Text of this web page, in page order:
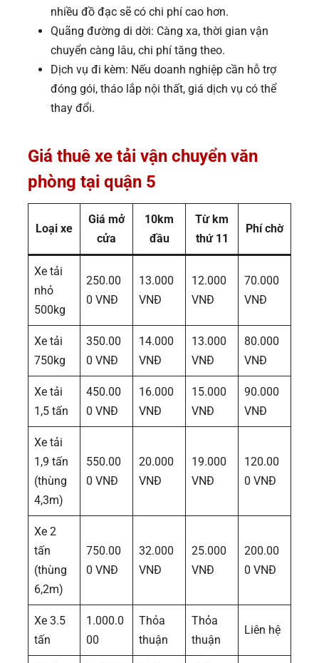
nhiều đồ đạc sẽ có chi phí cao hơn.
Quãng đường di dời: Càng xa, thời gian vận
chuyển càng lâu, chi phí tăng theo.
Dịch vụ đi kèm: Nếu doanh nghiệp cần hỗ trợ
đóng gói, tháo lắp nội thất, giá dịch vụ có thể
thay đổi.
Giá thuê xe tải vận chuyển văn
phòng tại quận 5
Loại xe
Giá mở
cửa
10km
đầu
Từ km
thứ 11
Phí chờ
Xe tải
nhỏ
500kg
250.00
0 VNĐ
13.000
VNĐ
12.000
VNĐ
70.000
VNĐ
Xe tải
750kg
350.00
0 VNĐ
14.000
VNĐ
13.000
VNĐ
80.000
VNĐ
Xe tải
1,5 tấn
450.00
0 VNĐ
16.000
VNĐ
15.000
VNĐ
90.000
VNĐ
Xe tải
1,9 tấn
(thùng
4,3m)
550.00
0 VNĐ
20.000
VNĐ
19.000
VNĐ
120.00
0 VNĐ
Xe 2
tấn
(thùng
6,2m)
750.00
0 VNĐ
32.000
VNĐ
25.000
VNĐ
200.00
0 VNĐ
Xe 3.5
tấn
1.000.0
00
Thỏa
thuận
Thỏa
thuận
Liên hệ